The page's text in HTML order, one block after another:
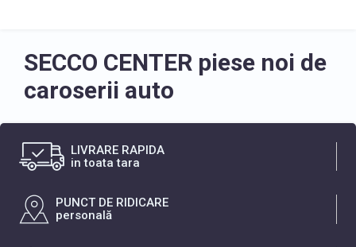
SECCO CENTER piese noi de
caroserii auto
LIVRARE RAPIDA
in toata tara
PUNCT DE RIDICARE
personală